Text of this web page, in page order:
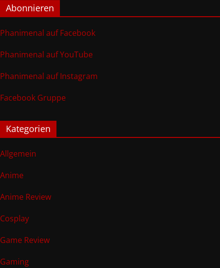
Abonnieren
Phanimenal auf Facebook
Phanimenal auf YouTube
Phanimenal auf Instagram
Facebook Gruppe
Kategorien
Allgemein
Anime
Anime Review
Cosplay
Game Review
Gaming